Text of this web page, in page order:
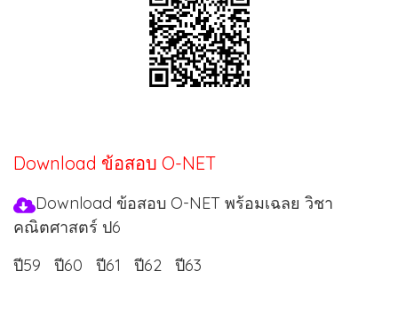
Download ข้อสอบ O-NET
Download ข้อสอบ O-NET พร้อมเฉลย วิชา
คณิตศาสตร์ ป6
ปี59
ปี60 ปี61 ปี62 ปี63